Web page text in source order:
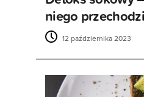
niego
12 października 2023